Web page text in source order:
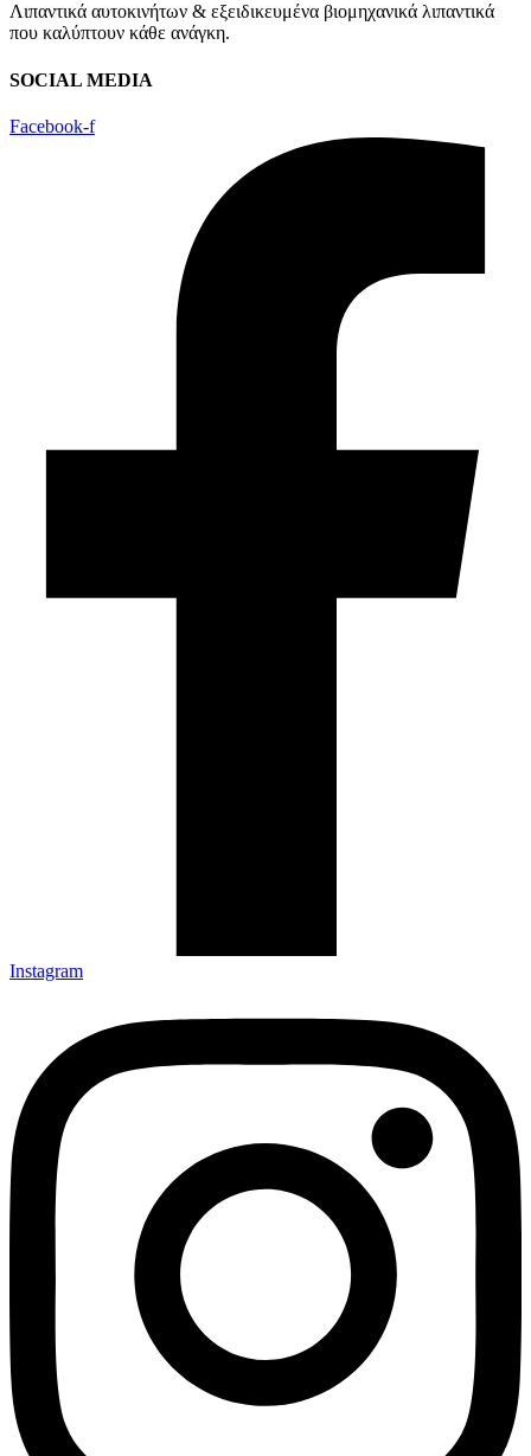
Λιπαντικά αυτοκινήτων & εξειδικευμένα βιομηχανικά λιπαντικά
που καλύπτουν κάθε ανάγκη.
SOCIAL MEDIA
Facebook-f
Instagram